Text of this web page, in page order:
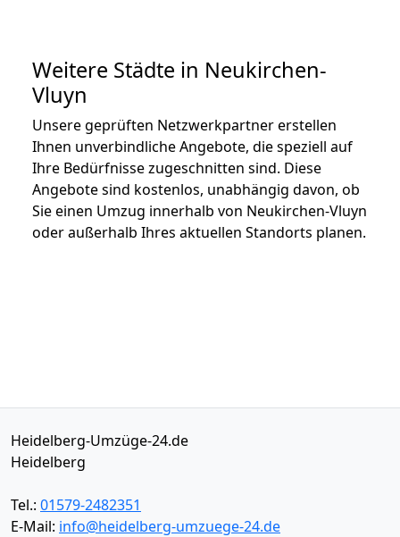
Weitere Städte in Neukirchen-
Vluyn
Unsere geprüften Netzwerkpartner erstellen
Ihnen unverbindliche Angebote, die speziell auf
Ihre Bedürfnisse zugeschnitten sind. Diese
Angebote sind kostenlos, unabhängig davon, ob
Sie einen Umzug innerhalb von Neukirchen-Vluyn
oder außerhalb Ihres aktuellen Standorts planen.
Heidelberg-Umzüge-24.de
Heidelberg
Tel.: 01579-2482351
E-Mail: info@heidelberg-umzuege-24.de